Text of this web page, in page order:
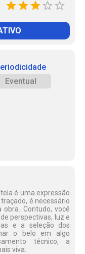
Eventual
é uma expressão
é necessário
Contudo, você
perspectivas, luz e
e a seleção dos
o belo em algo
técnico, a
viva.